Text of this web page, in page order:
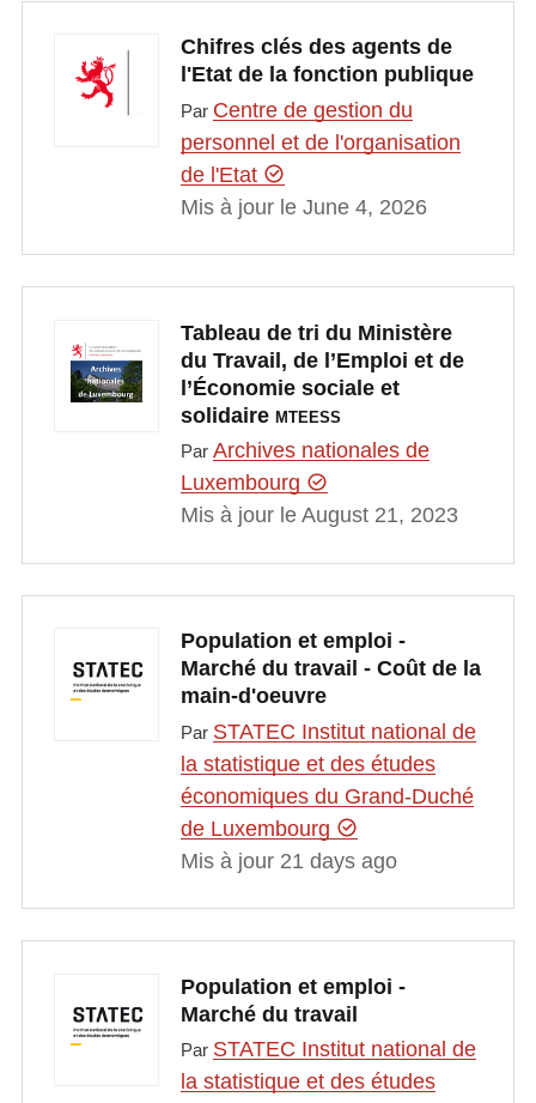
Chifres clés des agents de
l'Etat de la fonction publique
Par Centre de gestion du
personnel et de l'organisation
de l'Etat
Mis à jour le June 4, 2026
Tableau de tri du Ministère
du Travail, de l’Emploi et de
l’Économie sociale et
solidaire MTEESS
Par Archives nationales de
Luxembourg
Mis à jour le August 21, 2023
Population et emploi -
Marché du travail - Coût de la
main-d'oeuvre
Par STATEC Institut national de
la statistique et des études
économiques du Grand-Duché
de Luxembourg
Mis à jour 21 days ago
Population et emploi -
Marché du travail
Par STATEC Institut national de
la statistique et des études